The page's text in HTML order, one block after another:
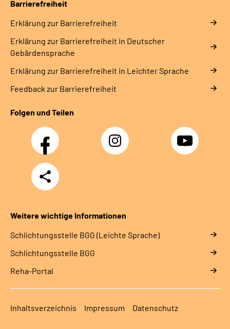
Barrierefreiheit
Erklärung zur Barrierefreiheit
Erklärung zur Barrierefreiheit in Deutscher
Gebärdensprache
Erklärung zur Barrierefreiheit in Leichter Sprache
Feedback zur Barrierefreiheit
Folgen und Teilen
Facebook Instagram YouTube
Teilen
Weitere wichtige Informationen
Schlich­tungs­stel­le BGG (Leichte Sprache)
Schlich­tungs­stel­le BGG
Reha-Portal
Inhaltsverzeichnis Impressum Datenschutz